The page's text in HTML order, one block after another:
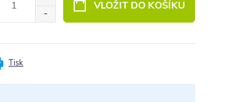
VLOŽIT DO KOŠÍKU
Tisk